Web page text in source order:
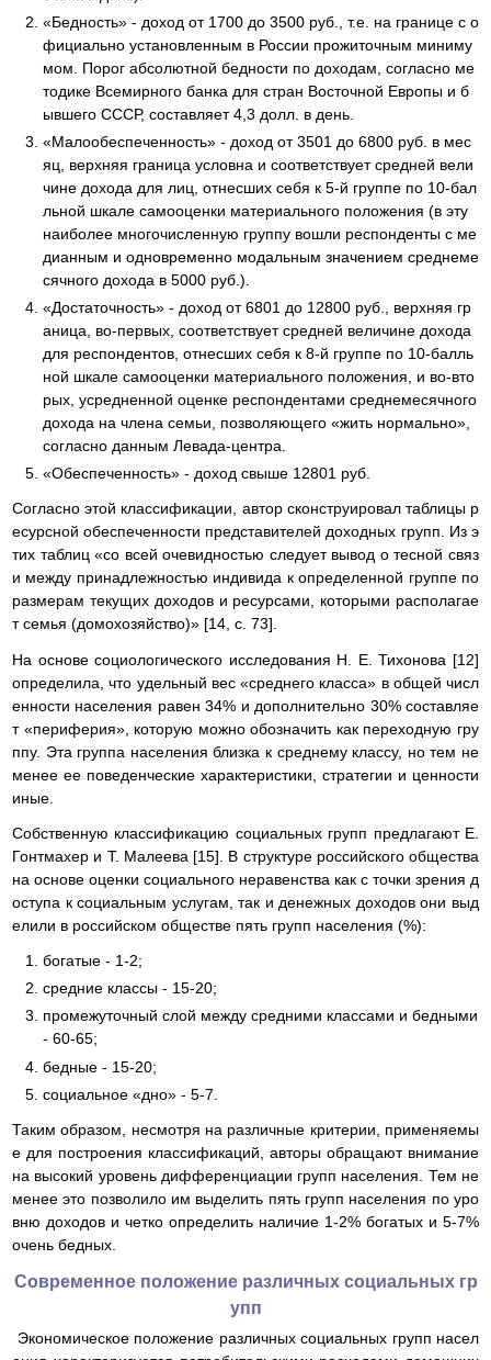
«Бедность» - доход от 1700 до 3500 руб., т.е. на границе с о
фициально установленным в России прожиточным миниму
мом. Порог абсолютной бедности по доходам, согласно ме
тодике Всемирного банка для стран Восточной Европы и б
ывшего СССР, составляет 4,3 долл. в день.
«Малообеспеченность» - доход от 3501 до 6800 руб. в мес
яц, верхняя граница условна и соответствует средней вели
чине дохода для лиц, отнесших себя к 5-й группе по 10-бал
льной шкале самооценки материального положения (в эту
наиболее многочисленную группу вошли респонденты с ме
дианным и одновременно модальным значением среднеме
сячного дохода в 5000 руб.).
«Достаточность» - доход от 6801 до 12800 руб., верхняя гр
аница, во-первых, соответствует средней величине дохода
для респондентов, отнесших себя к 8-й группе по 10-балль
ной шкале самооценки материального положения, и во-вто
рых, усредненной оценке респондентами среднемесячного
дохода на члена семьи, позволяющего «жить нормально»,
согласно данным Левада-центра.
«Обеспеченность» - доход свыше 12801 руб.
Согласно этой классификации, автор сконструировал таблицы р
есурсной обеспеченности представителей доходных групп. Из э
тих таблиц «со всей очевидностью следует вывод о тесной связ
и между принадлежностью индивида к определенной группе по
размерам текущих доходов и ресурсами, которыми располагае
т семья (домохозяйство)» [14, с. 73].
На основе социологического исследования Н. Е. Тихонова [12]
определила, что удельный вес «среднего класса» в общей числ
енности населения равен 34% и дополнительно 30% составляе
т «периферия», которую можно обозначить как переходную гру
ппу. Эта группа населения близка к среднему классу, но тем не
менее ее поведенческие характеристики, стратегии и ценности
иные.
Собственную классификацию социальных групп предлагают Е.
Гонтмахер и Т. Малеева [15]. В структуре российского общества
на основе оценки социального неравенства как с точки зрения д
оступа к социальным услугам, так и денежных доходов они выд
елили в российском обществе пять групп населения (%):
богатые - 1-2;
средние классы - 15-20;
промежуточный слой между средними классами и бедными
- 60-65;
бедные - 15-20;
социальное «дно» - 5-7.
Таким образом, несмотря на различные критерии, применяемы
е для построения классификаций, авторы обращают внимание
на высокий уровень дифференциации групп населения. Тем не
менее это позволило им выделить пять групп населения по уро
вню доходов и четко определить наличие 1-2% богатых и 5-7%
очень бедных.
Современное положение различных социальных гр
упп
Экономическое положение различных социальных групп насел